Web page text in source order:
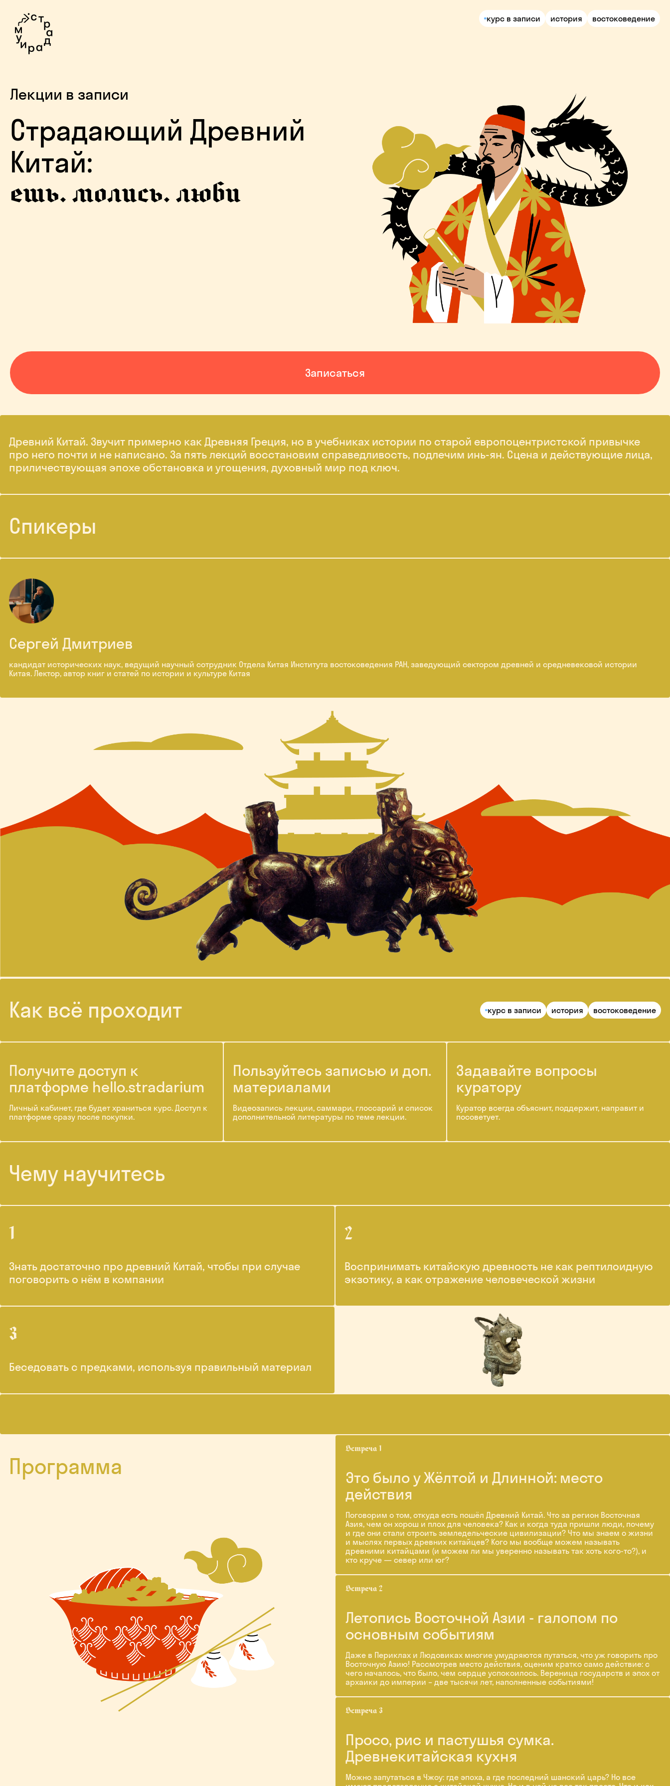
курс в записи история востоковедение
Лекции в записи
Страдающий Древний
Китай:
ешь. молись. люби
Записаться
Древний Китай. Звучит примерно как Древняя Греция, но в учебниках истории по старой европоцентристской привычке
про него почти и не написано. За пять лекций восстановим справедливость, подлечим инь-ян. Сцена и действующие лица,
приличествующая эпохе обстановка и угощения, духовный мир под ключ.
Спикеры
Сергей Дмитриев
кандидат исторических наук, ведущий научный сотрудник Отдела Китая Института востоковедения РАН, заведующий сектором древней и средневековой истории
Китая. Лектор, автор книг и статей по истории и культуре Китая
Как всё проходит курс в записи история востоковедение
Получите доступ к
платформе hello.stradarium
Личный кабинет, где будет храниться курс. Доступ к
платформе сразу после покупки.
Пользуйтесь записью и доп.
материалами
Видеозапись лекции, саммари, глоссарий и список
дополнительной литературы по теме лекции.
Задавайте вопросы
куратору
Куратор всегда объяснит, поддержит, направит и
посоветует.
Чему научитесь
Знать достаточно про древний Китай, чтобы при случае
поговорить о нём в компании
Воспринимать китайскую древность не как рептилоидную
экзотику, а как отражение человеческой жизни
Беседовать с предками, используя правильный материал
Программа
Это было у Жёлтой и Длинной: место
действия
Поговорим о том, откуда есть пошёл Древний Китай. Что за регион Восточная
Азия, чем он хорош и плох для человека? Как и когда туда пришли люди, почему
и где они стали строить земледельческие цивилизации? Что мы знаем о жизни
и мыслях первых древних китайцев? Кого мы вообще можем называть
древними китайцами (и можем ли мы уверенно называть так хоть кого-то?), и
кто круче — север или юг?
Летопись Восточной Азии - галопом по
основным событиям
Даже в Периклах и Людовиках многие умудряются путаться, что уж говорить про
Восточную Азию! Рассмотрев место действия, оценим кратко само действие: с
чего началось, что было, чем сердце успокоилось. Вереница государств и эпох от
архаики до империи – две тысячи лет, наполненные событиями!
Просо, рис и пастушья сумка.
Древнекитайская кухня
Можно запутаться в Чжоу: где эпоха, а где последний шанский царь? Но все